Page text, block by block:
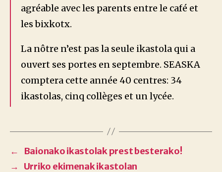
agréable avec les parents entre le café et
les bixkotx.
La nôtre n’est pas la seule ikastola qui a
ouvert ses portes en septembre. SEASKA
comptera cette année 40 centres: 34
ikastolas, cinq collèges et un lycée.
←
Baionako ikastolak prest besterako!
→
Urriko ekimenak ikastolan